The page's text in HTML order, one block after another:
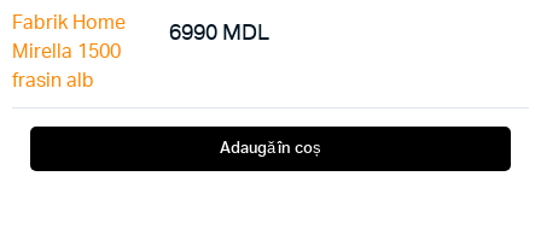
6990 MDL
Adaugă în coș